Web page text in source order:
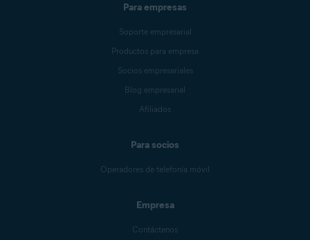
Para empresas
Soporte empresarial
Productos para empresa
Socios empresariales
Blog empresarial
Afiliados
Para socios
Operadores de telefonía móvil
Empresa
Contáctenos